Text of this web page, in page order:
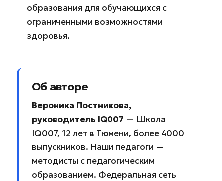
образования для обучающихся с
ограниченными возможностями
здоровья.
Об авторе
Вероника Постникова,
руководитель IQ007 — Школа
IQ007, 12 лет в Тюмени, более 4000
выпускников. Наши педагоги —
методисты с педагогическим
образованием. Федеральная сеть